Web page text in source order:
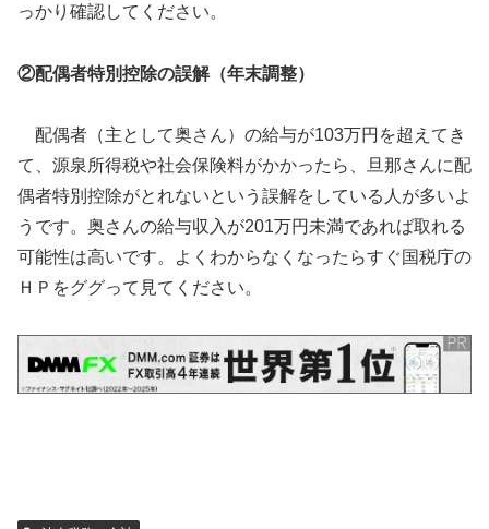
っかり確認してください。
②配偶者特別控除の誤解（年末調整）
配偶者（主として奥さん）の給与が103万円を超えてき
て、源泉所得税や社会保険料がかかったら、旦那さんに配
偶者特別控除がとれないという誤解をしている人が多いよ
うです。奥さんの給与収入が201万円未満であれば取れる
可能性は高いです。よくわからなくなったらすぐ国税庁の
ＨＰをググって見てください。